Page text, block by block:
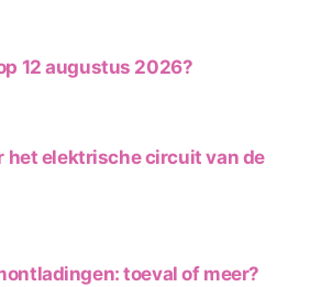
12 augustus 2026?
het elektrische circuit van de
toeval of meer?